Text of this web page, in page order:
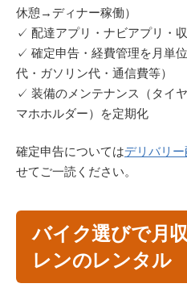
休憩→ディナー稼働）
✓ 配達アプリ・ナビアプリ・
✓ 確定申告・経費管理を月単
代・ガソリン代・通信費等）
✓ 装備のメンテナンス（タイ
マホホルダー）を定期化
確定申告についてはデリバリ
せてご一読ください。
バイク選びで月
レンのレンタル